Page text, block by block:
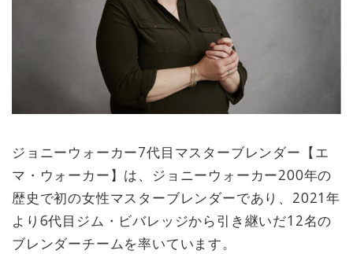
ジョニーウォーカー7代目マスターブレンダー【エ
マ・ウォーカー】は、ジョニーウォーカー200年の
歴史で初の女性マスターブレンダーであり、2021年
より6代目ジム・ビバレッジから引き継いだ12名の
ブレンダーチームを率いています。